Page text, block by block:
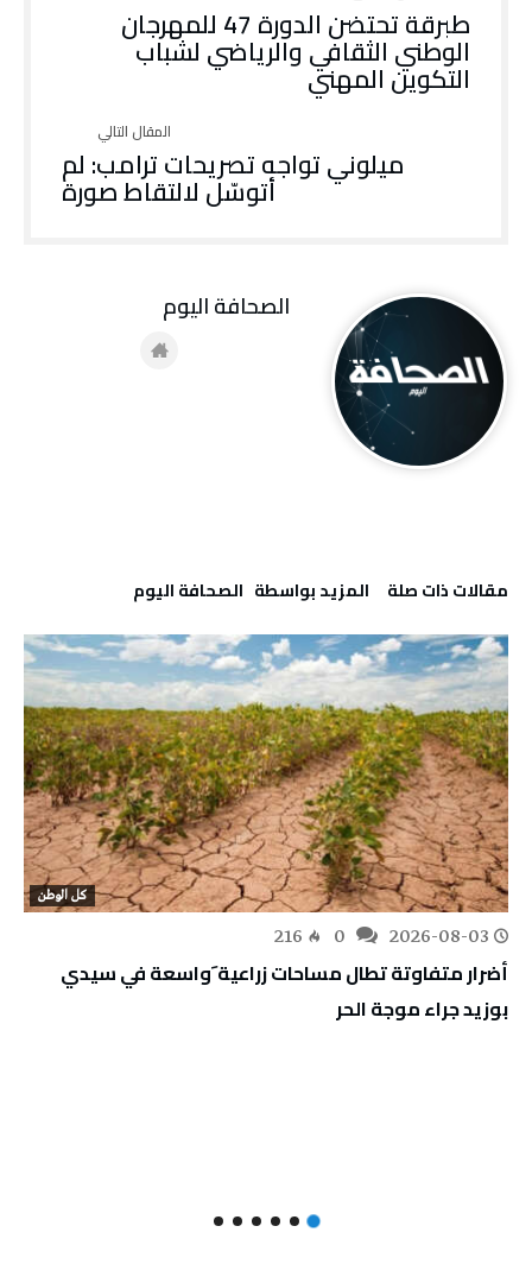
طبرقة تحتضن الدورة 47 للمهرجان
الوطني الثقافي والرياضي لشباب
التكوين المهني
ميلوني تواجه تصريحات ترامب: لم
أتوسّل لالتقاط صورة
‫مقالات ذات صلة‬ ‫‫المزيد بواسطة‬ ‬ ‭ ‬الصحافة‭ ‬اليوم
كل الوطن
2026-08-03
216
أضرار متفاوتة تطال مساحات زراعية َواسعة في سيدي
بوزيد جراء موجة الحر